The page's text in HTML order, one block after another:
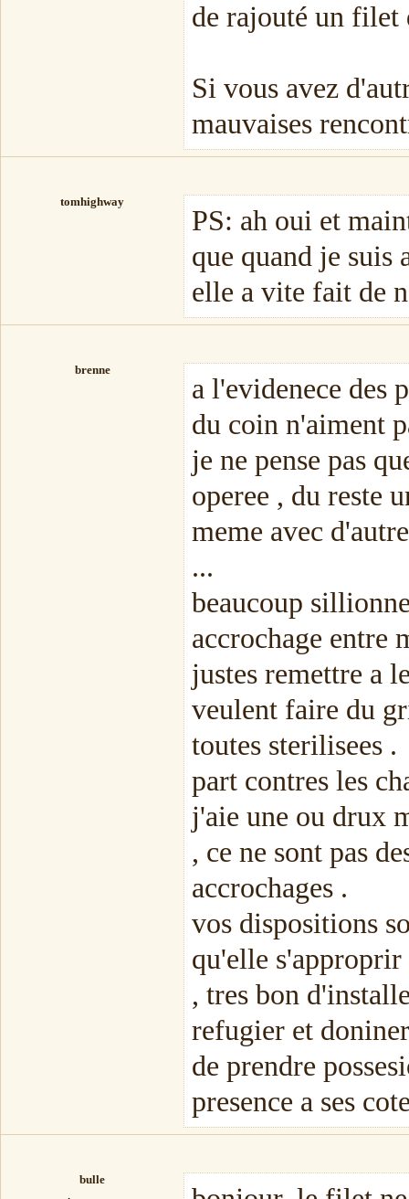
de rajouté un
Si vous avez
mauvaises
tomhighway
PS: ah oui et
que quand je suis
elle a vite fait de
brenne
a l'evidenece des
du coin n'aiment
je ne pense pas
operee , du reste
meme avec
...
beaucoup
accrochage entre
justes remettre a
veulent faire du
toutes sterilisees .
part contres les
j'aie une ou drux
, ce ne sont pas
accrochages .
vos dispositions
qu'elle s'approprir
, tres bon
refugier et
de prendre
presence a ses
bulle